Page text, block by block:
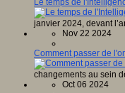
Le temps de
janvier 2024, devant
Nov 22 2024
Comment passer de
changements au sein
Oct 06 2024